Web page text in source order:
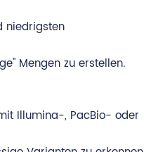
niedrigsten
Mengen zu erstellen.
Illumina-, PacBio- oder